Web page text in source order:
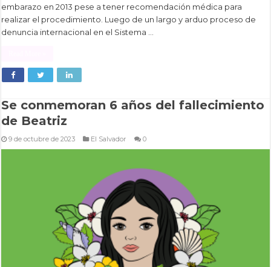
embarazo en 2013 pese a tener recomendación médica para
realizar el procedimiento. Luego de un largo y arduo proceso de
denuncia internacional en el Sistema …
Se conmemoran 6 años del fallecimiento
de Beatriz
9 de octubre de 2023 El Salvador 0